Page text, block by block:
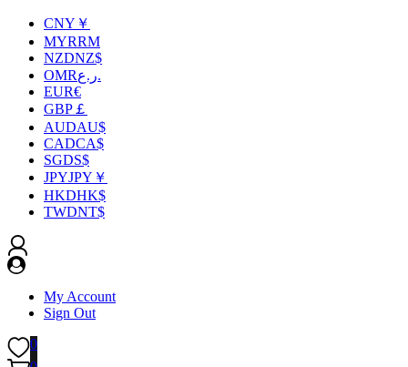
CNY￥
MYRRM
NZDNZ$
OMRر.ع.
EUR€
GBP￡
AUDAU$
CADCA$
SGDS$
JPYJPY￥
HKDHK$
TWDNT$
My Account
Sign Out
0